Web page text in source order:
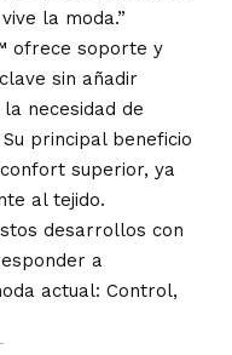
la moda.”
ofrece soporte y
sin añadir
necesidad de
principal beneficio
superior, ya
al tejido.
desarrollos con
a
actual: Control,